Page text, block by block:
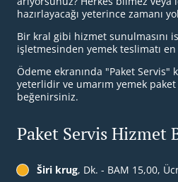
hazırlayacağı yeterince zamanı
Bir kral gibi hizmet sunulmasını
işletmesinden yemek teslimatı
Ödeme ekranında "Paket Servis"
yeterlidir ve umarım yemek
beğenirsiniz.
Paket Servis Hizmet
Širi krug, Dk. - BAM 15,00,